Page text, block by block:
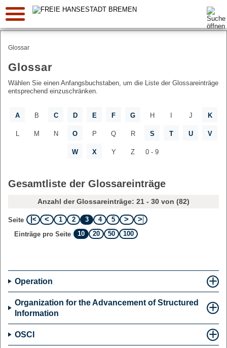
Suche:
Glossar
Glossar
Wählen Sie einen Anfangsbuchstaben, um die Liste der Glossareinträge
entsprechend einzuschränken.
A B C D E F G H J K
L M N O P Q R S T U V
W X Y Z 0 - 9
Gesamtliste der Glossareinträge
Anzahl der Glossareinträge: 21 - 30 von (82)
Seite 1 2 3 4
5
Einträge pro Seite
10 20 50 100
Operation
Organization for the Advancement of Structured
Information
OSCI